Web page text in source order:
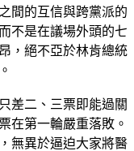
間的互信與跨黨派的
不是在議場外頭的七
，絕不亞於林肯總統
差二、三票即能過關
在第一輪嚴重落敗。
無異於逼迫大家將醫